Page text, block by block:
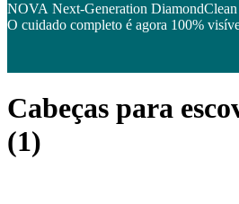
NOVA Next-Generation DiamondClean
O cuidado completo é agora 100%
Cabeças para
(1)